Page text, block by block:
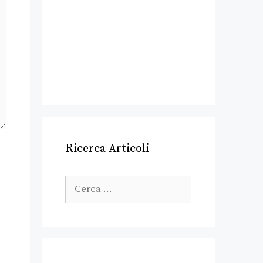
Ricerca Articoli